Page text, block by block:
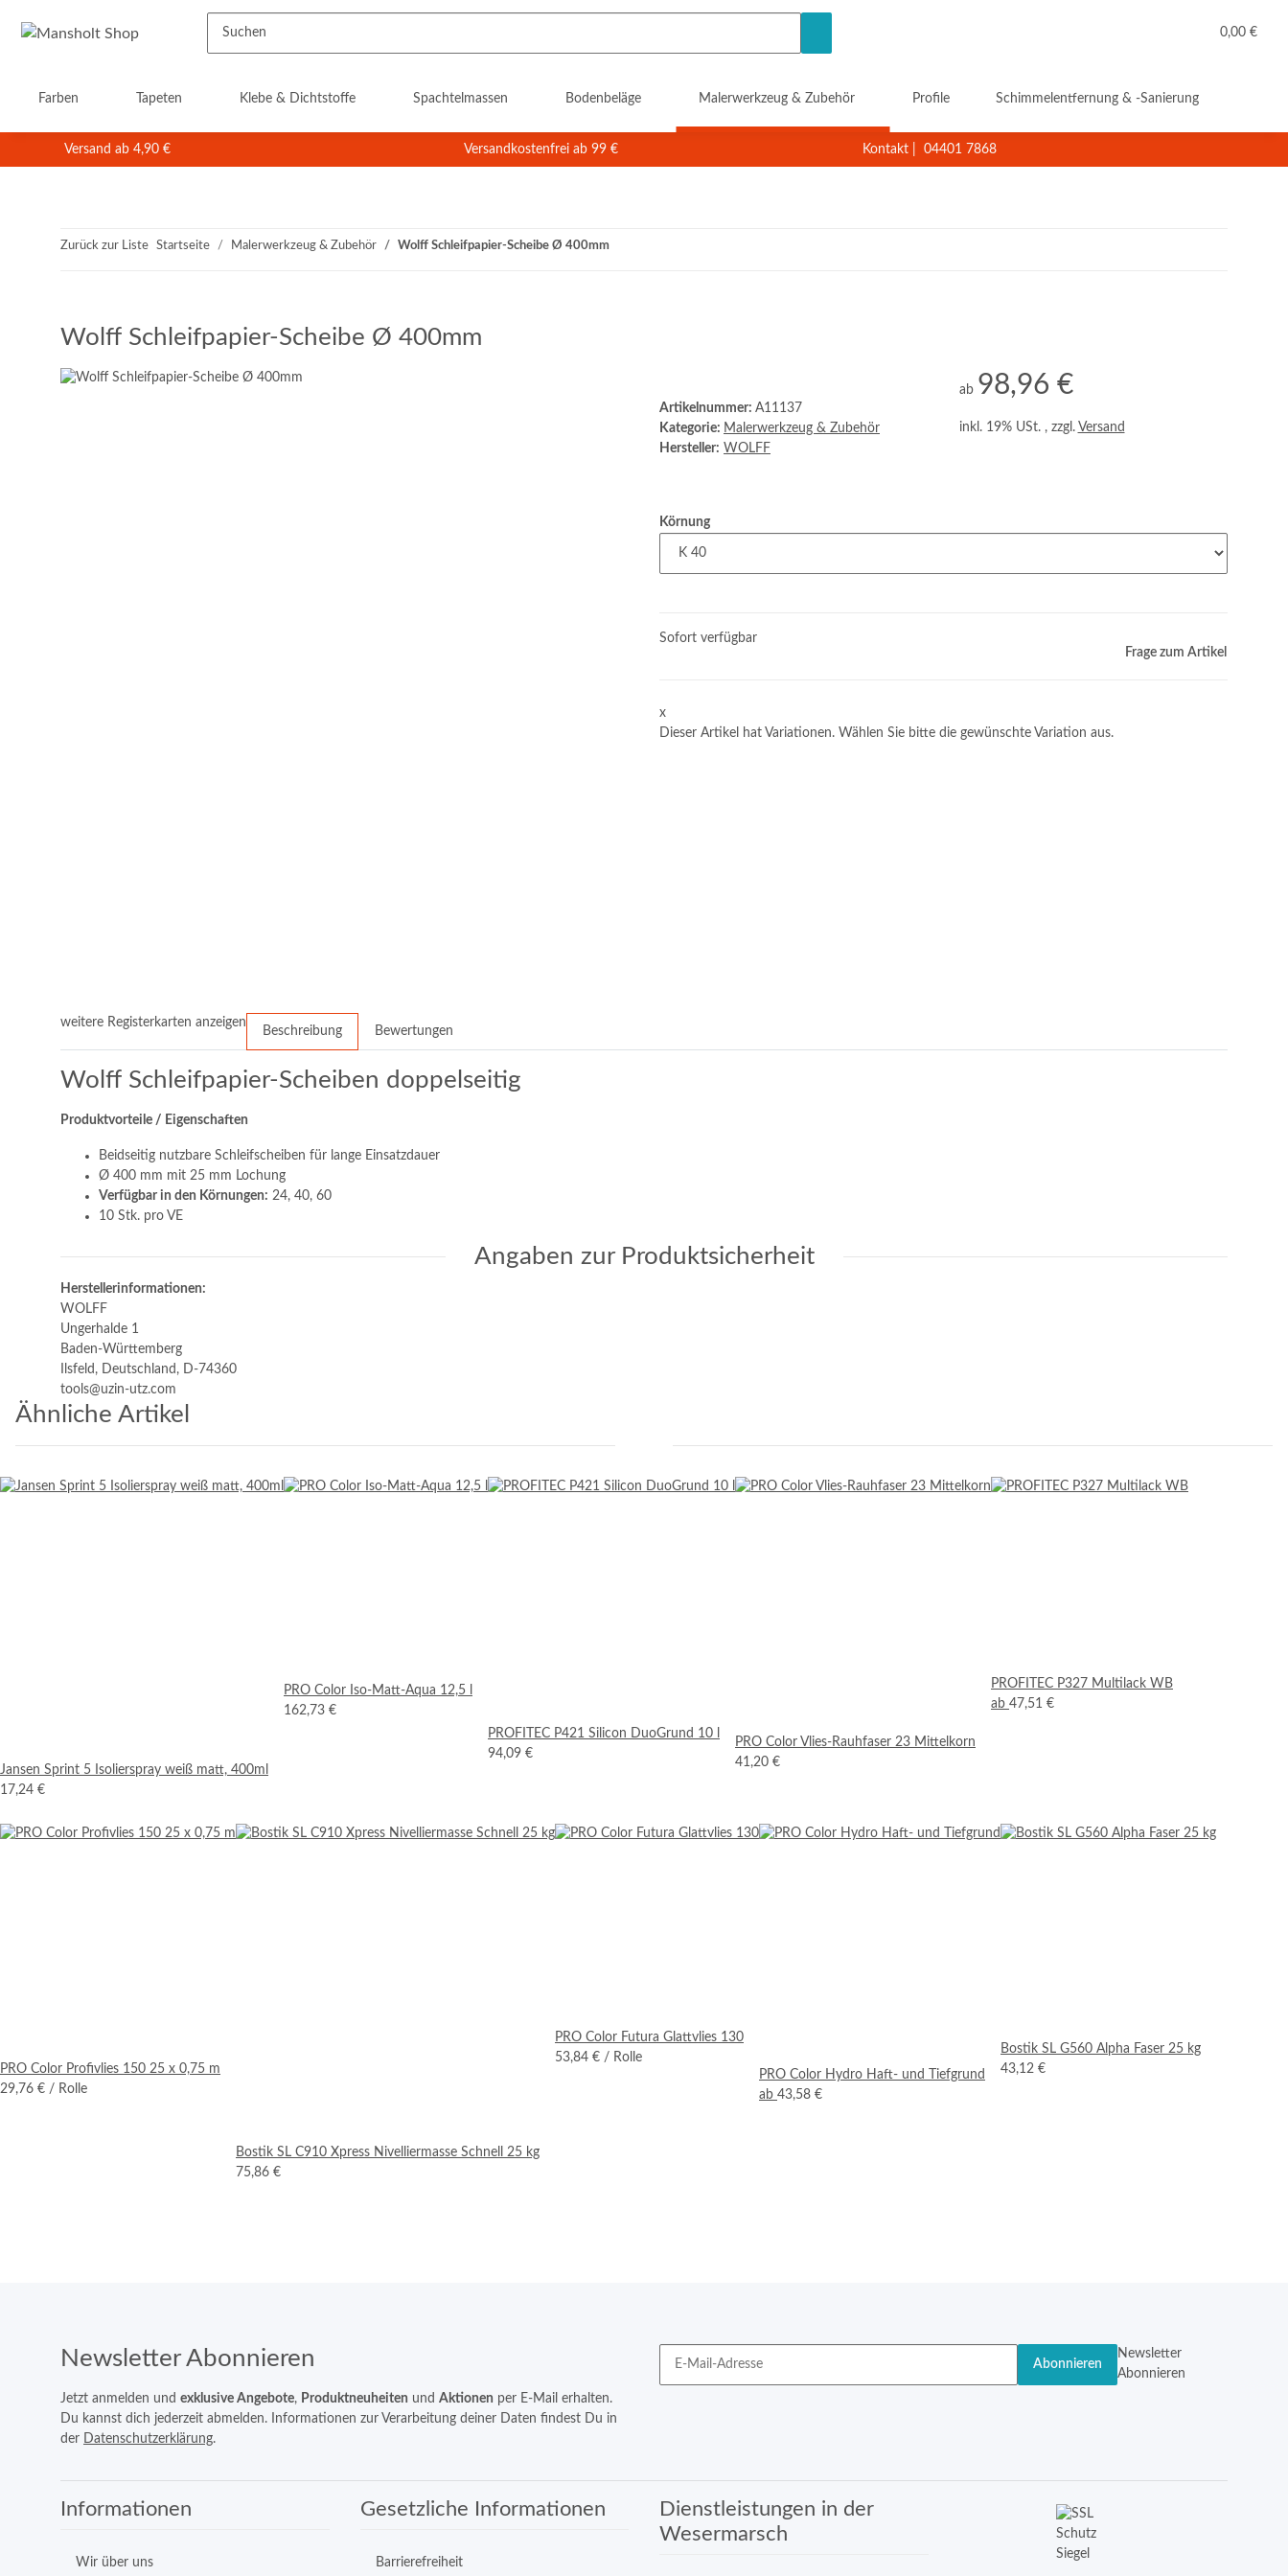
0,00 €
Farben Tapeten Klebe & Dichtstoffe Spachtelmassen Bodenbeläge Malerwerkzeug & Zubehör Profile Schimmelentfernung & -Sanierung
Versand ab 4,90 € Versandkostenfrei ab 99 € Kontakt 04401 7868
Zurück zur Liste Startseite Malerwerkzeug & Zubehör Wolff Schleifpapier-Scheibe Ø 400mm
Wolff Schleifpapier-Scheibe Ø 400mm
Artikelnummer: A11137
Kategorie: Malerwerkzeug & Zubehör
Hersteller: WOLFF
ab 98,96 €
inkl. 19% USt. , zzgl. Versand
Körnung
Sofort verfügbar
Frage zum Artikel
x
Dieser Artikel hat Variationen. Wählen Sie bitte die gewünschte Variation aus.
weitere Registerkarten anzeigen
Beschreibung Bewertungen
Wolff Schleifpapier-Scheiben doppelseitig
Produktvorteile / Eigenschaften
Beidseitig nutzbare Schleifscheiben für lange Einsatzdauer
Ø 400 mm mit 25 mm Lochung
Verfügbar in den Körnungen: 24, 40, 60
10 Stk. pro VE
Angaben zur Produktsicherheit
Herstellerinformationen:
WOLFF
Ungerhalde 1
Baden-Württemberg
Ilsfeld, Deutschland, D-74360
tools@uzin-utz.com
Ähnliche Artikel
Jansen Sprint 5 Isolierspray weiß matt, 400ml
17,24 €
PRO Color Iso-Matt-Aqua 12,5 l
162,73 €
PROFITEC P421 Silicon DuoGrund 10 l
94,09 €
PRO Color Vlies-Rauhfaser 23 Mittelkorn
41,20 €
PROFITEC P327 Multilack WB
ab 47,51 €
PRO Color Profivlies 150 25 x 0,75 m
29,76 € / Rolle
Bostik SL C910 Xpress Nivelliermasse Schnell 25 kg
75,86 €
PRO Color Futura Glattvlies 130
53,84 € / Rolle
PRO Color Hydro Haft- und Tiefgrund
ab 43,58 €
Bostik SL G560 Alpha Faser 25 kg
43,12 €
Newsletter Abonnieren
Jetzt anmelden und exklusive Angebote, Produktneuheiten und Aktionen per E-Mail erhalten.
Du kannst dich jederzeit abmelden. Informationen zur Verarbeitung deiner Daten findest Du in
der Datenschutzerklärung.
Abonnieren
Newsletter
Abonnieren
Informationen
Wir über uns
Gesetzliche Informationen
Barrierefreiheit
Dienstleistungen in der
Wesermarsch